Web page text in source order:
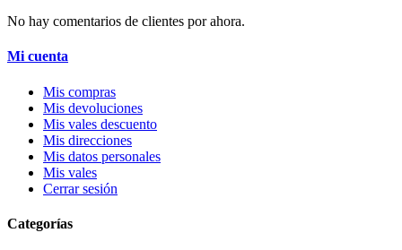
No hay comentarios de clientes por ahora.
Mi cuenta
Mis compras
Mis devoluciones
Mis vales descuento
Mis direcciones
Mis datos personales
Mis vales
Cerrar sesión
Categorías